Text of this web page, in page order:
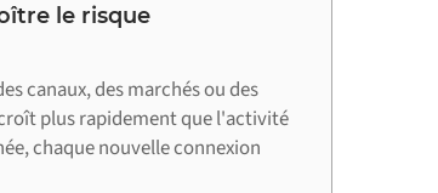
le risque
canaux, des marchés ou des
plus rapidement que l'activité
chaque nouvelle connexion